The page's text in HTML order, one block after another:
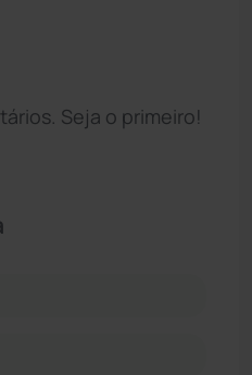
Seja o primeiro!